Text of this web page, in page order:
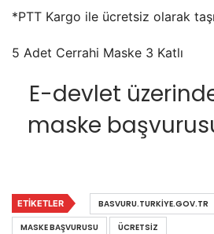
*PTT Kargo ile ücretsiz olarak
5 Adet Cerrahi Maske 3 Katlı
E-devlet
maske başvurusu
ETIKETLER BASVURU.TURKIYE.GOV.TR
MASKE BAŞVURUSU
ÜCRETSIZ